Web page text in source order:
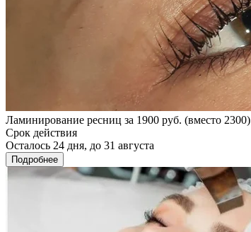
Ламинирование ресниц за 1900 руб. (вместо 2300)
Срок действия
Осталось 24 дня, до 31 августа
Подробнее